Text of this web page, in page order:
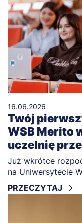
16.06.2026
Twój
WSB Merito
uczelnię
Już wkrótce
na Uniwersytecie
PRZECZYTAJ